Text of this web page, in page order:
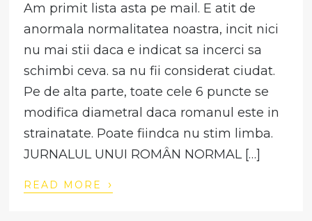
Am primit lista asta pe mail. E atit de
anormala normalitatea noastra, incit nici
nu mai stii daca e indicat sa incerci sa
schimbi ceva. sa nu fii considerat ciudat.
Pe de alta parte, toate cele 6 puncte se
modifica diametral daca romanul este in
strainatate. Poate fiindca nu stim limba.
JURNALUL UNUI ROMÂN NORMAL […]
READ MORE ›